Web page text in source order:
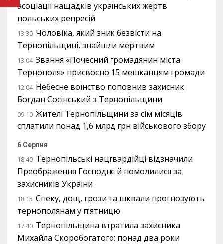
асоціації нащадків українських жертв
польських репресій
13:30 Чоловіка, який зник безвісти на
Тернопільщині, знайшли мертвим
13:04 Звання «Почесний громадянин міста
Тернополя» присвоєно 15 мешканцям громади
12:04 Небесне воїнство поповнив захисник
Богдан Сосінський з Тернопільщини
09:10 Жителі Тернопільщини за сім місяців
сплатили понад 1,6 млрд грн військового збору
6 Серпня
18:40 Тернопільські нацгвардійці відзначили
Преображення Господнє й помолилися за
захисників України
18:15 Спеку, дощ, грози та шквали прогнозують
тернополянам у п’ятницю
17:40 Тернопільщина втратила захисника
Михайла Скоробогатого: понад два роки